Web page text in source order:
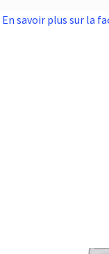
En savoir plus sur la